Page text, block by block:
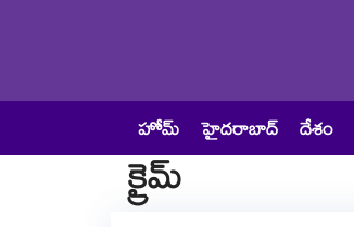
హోమ్ హైదరాబాద్ దేశం
క్రైమ్